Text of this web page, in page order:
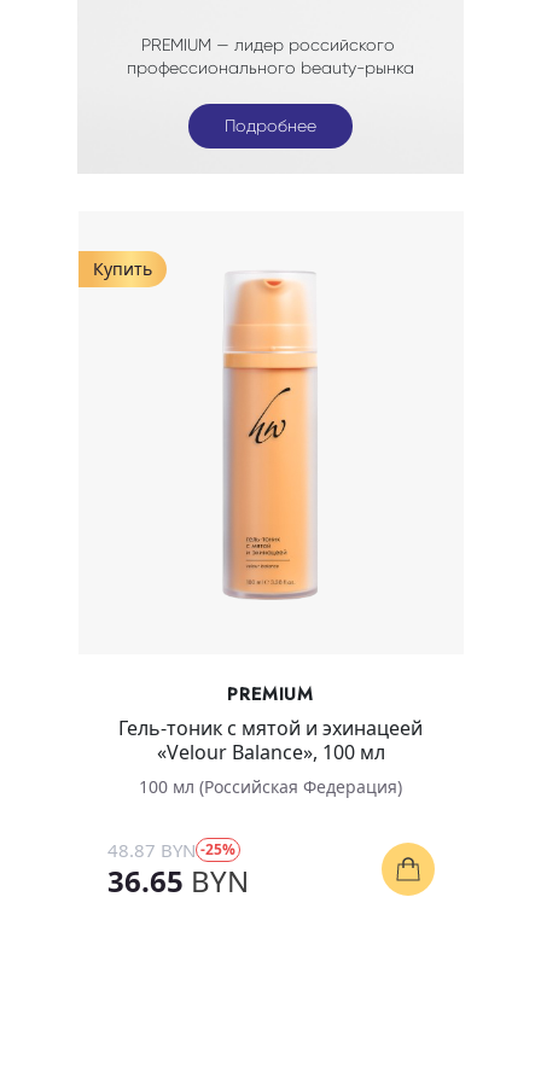
Подробнее
Купить
PREMIUM
Гель-тоник с мятой и эхинацеей
«Velour Balance», 100 мл
100 мл (Российская Федерация)
48.87 BYN -25%
36.65 BYN
Купить